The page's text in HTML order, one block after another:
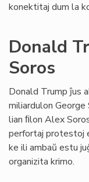
konektitaj dum la
Donald
Soros
Donald Trump ĵus
miliardulon George
lian ﬁlon Alex
perfortaj protestoj
ke ili ambaŭ estu
organizita krimo.